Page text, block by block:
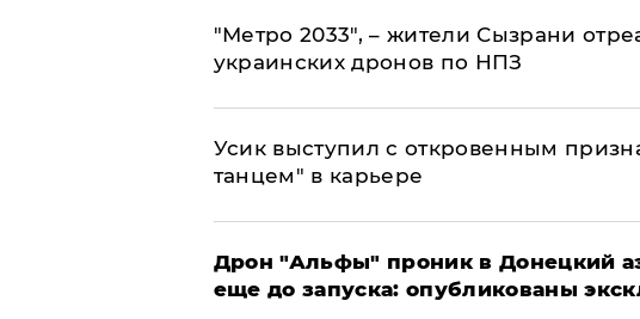
"Метро 2033", – жители Сызрани
украинских дронов по НПЗ
Усик выступил с откровенным
танцем" в карьере
Дрон "Альфы" проник в Донецкий
еще до запуска: опубликованы